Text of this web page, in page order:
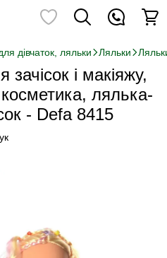
дівчаток, ляльки Ляльки
і макіяжу,
лялька-
- Defa 8415